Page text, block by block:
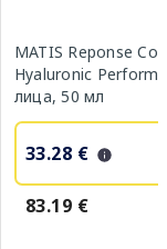
MATIS Reponse
Hyaluronic
лица, 50 мл
33.28 €
83.19 €